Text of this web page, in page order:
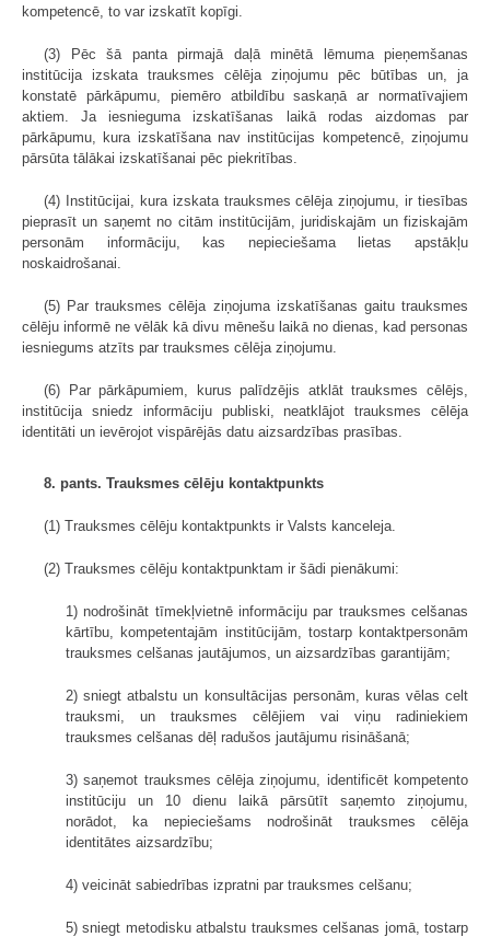
kompetencē, to var izskatīt kopīgi.
(3) Pēc šā panta pirmajā daļā minētā lēmuma pieņemšanas
institūcija izskata trauksmes cēlēja ziņojumu pēc būtības un, ja
konstatē pārkāpumu, piemēro atbildību saskaņā ar normatīvajiem
aktiem. Ja iesnieguma izskatīšanas laikā rodas aizdomas par
pārkāpumu, kura izskatīšana nav institūcijas kompetencē, ziņojumu
pārsūta tālākai izskatīšanai pēc piekritības.
(4) Institūcijai, kura izskata trauksmes cēlēja ziņojumu, ir tiesības
pieprasīt un saņemt no citām institūcijām, juridiskajām un fiziskajām
personām informāciju, kas nepieciešama lietas apstākļu
noskaidrošanai.
(5) Par trauksmes cēlēja ziņojuma izskatīšanas gaitu trauksmes
cēlēju informē ne vēlāk kā divu mēnešu laikā no dienas, kad personas
iesniegums atzīts par trauksmes cēlēja ziņojumu.
(6) Par pārkāpumiem, kurus palīdzējis atklāt trauksmes cēlējs,
institūcija sniedz informāciju publiski, neatklājot trauksmes cēlēja
identitāti un ievērojot vispārējās datu aizsardzības prasības.
8. pants. Trauksmes cēlēju kontaktpunkts
(1) Trauksmes cēlēju kontaktpunkts ir Valsts kanceleja.
(2) Trauksmes cēlēju kontaktpunktam ir šādi pienākumi:
1) nodrošināt tīmekļvietnē informāciju par trauksmes celšanas
kārtību, kompetentajām institūcijām, tostarp kontaktpersonām
trauksmes celšanas jautājumos, un aizsardzības garantijām;
2) sniegt atbalstu un konsultācijas personām, kuras vēlas celt
trauksmi, un trauksmes cēlējiem vai viņu radiniekiem
trauksmes celšanas dēļ radušos jautājumu risināšanā;
3) saņemot trauksmes cēlēja ziņojumu, identificēt kompetento
institūciju un 10 dienu laikā pārsūtīt saņemto ziņojumu,
norādot, ka nepieciešams nodrošināt trauksmes cēlēja
identitātes aizsardzību;
4) veicināt sabiedrības izpratni par trauksmes celšanu;
5) sniegt metodisku atbalstu trauksmes celšanas jomā, tostarp